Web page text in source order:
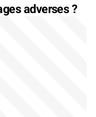
adverses ?